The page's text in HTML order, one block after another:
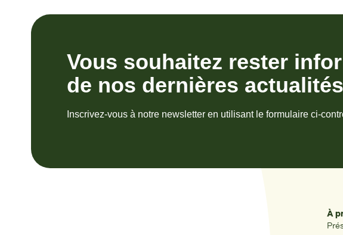
Vous souhaitez rester
de nos dernières
Inscrivez-vous à notre newsletter en utilisant le formulaire ci-
À